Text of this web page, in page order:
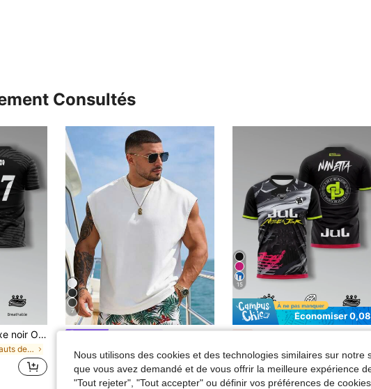
Consultés
KOVSEE Maillot de boxe noir OMERTA pour hommes - Tissu respirant et séchage rapide, taille 47. Édition fan, Top d'entraînement convenant pour le football, le fitness et le port décontracté. Sport d'été
de Hauts de sport pour hommes
7
#3 BEST-SELLERS de Hauts de sport pour hommes
Dès7,10€
15
Économiser
KOVSEE Sweat-shirt-shirt culturel thème JUL, Top de culture de fan séchage rapide , convient pour les sports, les activités de groupe et les tenues décontractées d'été noires
(1000+)
Dès7,85€ 7,93€
Nous utilisons des cookies et des technologies similaires sur
que vous avez demandé et de vous offrir la meilleure expérience
"Tout rejeter", "Tout accepter" ou définir vos préférences de